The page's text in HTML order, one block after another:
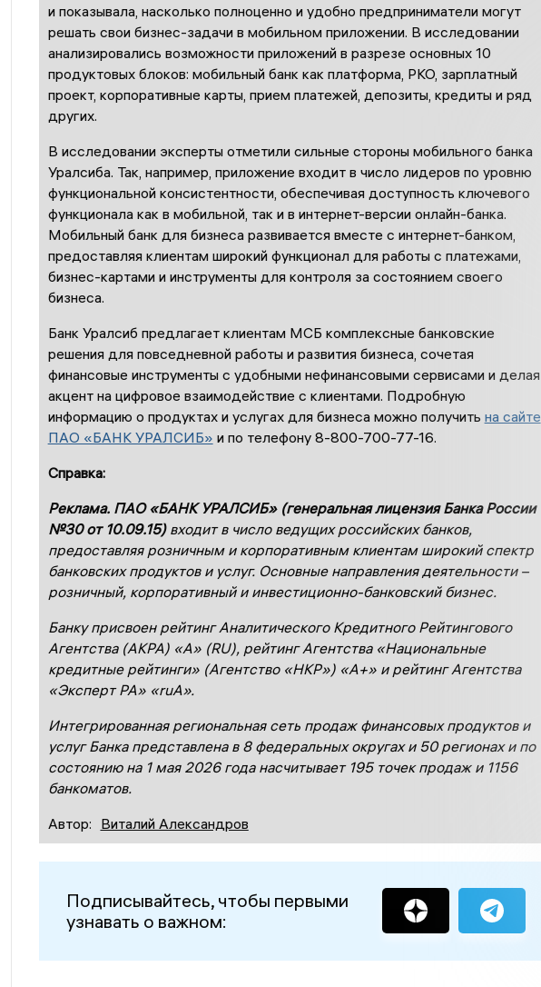
и показывала, насколько полноценно и удобно предприниматели могут
решать свои бизнес-задачи в мобильном приложении. В исследовании
анализировались возможности приложений в разрезе основных 10
продуктовых блоков: мобильный банк как платформа, РКО, зарплатный
проект, корпоративные карты, прием платежей, депозиты, кредиты и ряд
других.
В исследовании эксперты отметили сильные стороны мобильного банка
Уралсиба. Так, например, приложение входит в число лидеров по уровню
функциональной консистентности, обеспечивая доступность ключевого
функционала как в мобильной, так и в интернет-версии онлайн-банка.
Мобильный банк для бизнеса развивается вместе с интернет-банком,
предоставляя клиентам широкий функционал для работы с платежами,
бизнес-картами и инструменты для контроля за состоянием своего
бизнеса.
Банк Уралсиб предлагает клиентам МСБ комплексные банковские
решения для повседневной работы и развития бизнеса, сочетая
финансовые инструменты с удобными нефинансовыми сервисами и делая
акцент на цифровое взаимодействие с клиентами. Подробную
информацию о продуктах и услугах для бизнеса можно получить на сайте
ПАО «БАНК УРАЛСИБ» и по телефону 8-800-700-77-16.
Справка:
Реклама. ПАО «БАНК УРАЛСИБ» (генеральная лицензия Банка России
№30 от 10.09.15)входит в число ведущих российских банков,
предоставляя розничным и корпоративным клиентам широкий спектр
банковских продуктов и услуг. Основные направления деятельности –
розничный, корпоративный и инвестиционно-банковский бизнес.
Банку присвоен рейтинг Аналитического Кредитного Рейтингового
Агентства (АКРА) «А» (RU), рейтинг Агентства «Национальные
кредитные рейтинги» (Агентство «НКР») «А+» и рейтинг Агентства
«Эксперт РА» «ruА».
Интегрированная региональная сеть продаж финансовых продуктов и
услуг Банка представлена в 8 федеральных округах и 50 регионах и по
состоянию на 1 мая 2026 года насчитывает 195 точек продаж и 1156
банкоматов.
Автор: Виталий Александров
Подписывайтесь, чтобы первыми
узнавать о важном: